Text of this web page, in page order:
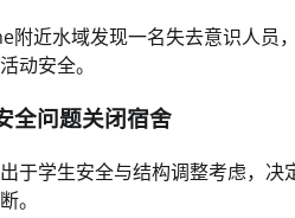
附近水域发现一名失去意识人员
动安全。
全问题关闭宿舍
于学生安全与结构调整考虑，
。